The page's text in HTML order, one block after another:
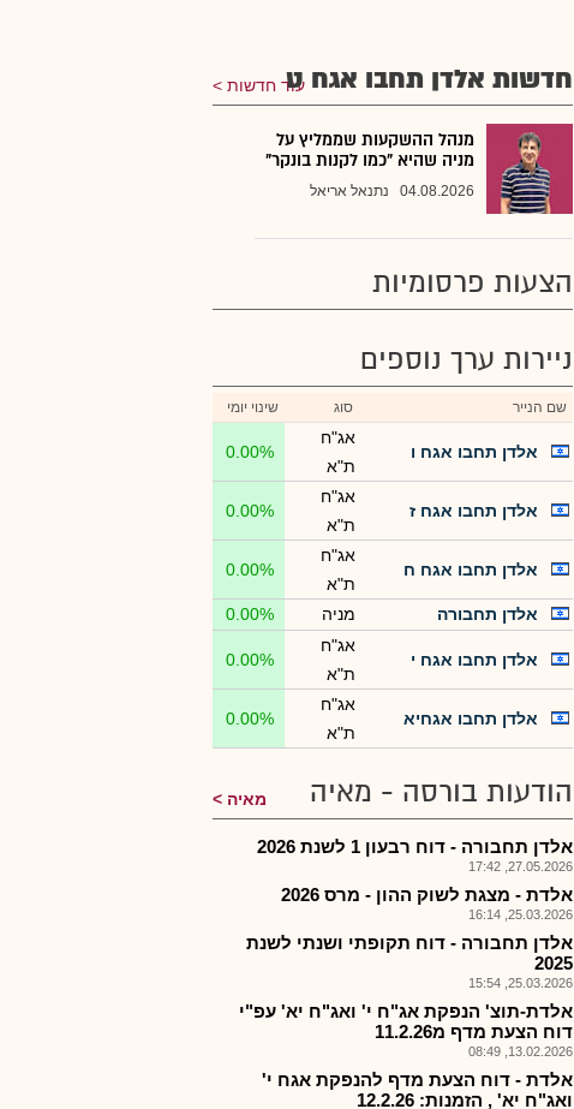
חדשות אלדן תחבו אגח טעוד חדשות
מנהל ההשקעות שממליץ על
מניה שהיא "כמו לקנות בונקר"
04.08.2026 נתנאל אריאל
הצעות פרסומיות
ניירות ערך נוספים
שם הנייר סוג שינוי יומי
אלדן תחבו אגח ו
אג"ח
ת"א
0.00%
אלדן תחבו אגח ז
אג"ח
ת"א
0.00%
אלדן תחבו אגח ח
אג"ח
ת"א
0.00%
אלדן תחבורה מניה 0.00%
אלדן תחבו אגח י
אג"ח
ת"א
0.00%
אלדן תחבו אגחיא
אג"ח
ת"א
0.00%
הודעות בורסה - מאיה מאיה
אלדן תחבורה - דוח רבעון 1 לשנת 2026
27.05.2026, 17:42
אלדת - מצגת לשוק ההון - מרס 2026
25.03.2026, 16:14
אלדן תחבורה - דוח תקופתי ושנתי לשנת
2025
25.03.2026, 15:54
אלדת-תוצ' הנפקת אג"ח י' ואג"ח יא' עפ"י
דוח הצעת מדף מ11.2.26
13.02.2026, 08:49
אלדת - דוח הצעת מדף להנפקת אגח י'
ואג"ח יא' , הזמנות: 12.2.26